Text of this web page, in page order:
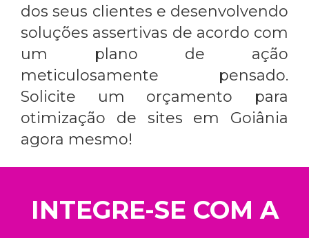
dos seus clientes e desenvolvendo
soluções assertivas de acordo com
um plano de ação
meticulosamente pensado.
Solicite um orçamento para
otimização de sites em Goiânia
agora mesmo!
INTEGRE-SE COM A